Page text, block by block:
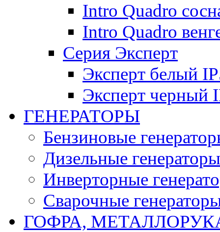
Intro Quadro
Intro Quadro
Серия Эксперт
Эксперт белый
Эксперт черный
ГЕНЕРАТОРЫ
Бензиновые
Дизельные генераторы
Инверторные
Сварочные
ГОФРА,